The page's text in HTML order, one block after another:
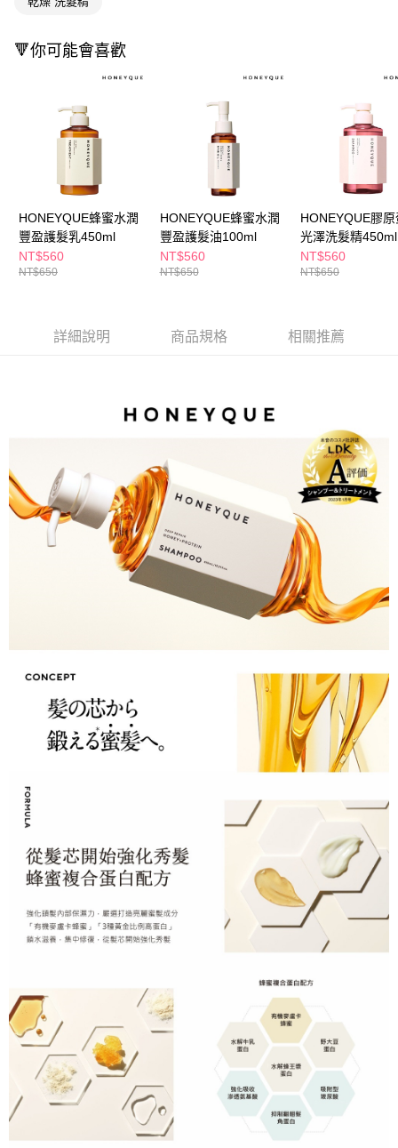
後付繳納相關費用。
客戶支援中心」https://netprotections.freshdesk.com/support/home
１．透過由恩沛科技股份有限公司提供之「AFTEE先享後付」服務完成之交
易，需依本服務之必要範圍內提供個人資料，並將交易相關給付款項請求債
權轉讓予恩沛科技股份有限公司。
２．關於個人資料處理事宜，請瀏覽以下網址：
https://aftee.tw/terms/#terms3
３．未成年的使用者請事先徵得法定代理人或監護人之同意方可使用
「AFTEE先享後付」，若未經同意申辦者引起之損失，本公司不負相關責
任。
４．使用「AFTEE先享後付」時，將依據個別帳號之用戶狀況，依本公司即
時審查核予不同之上限額度；若仍有額度不足之情形，本公司將視審查結果
請求用戶進行身份認證。
５．嚴禁一人註冊多個帳號或使用他人資訊註冊。若發現惡意使用之情形，
每筆NT$65，滿NT$490(含以上)免運費
每筆NT$65，滿NT$490(含以上)免運費
付款後7-11取貨
每筆NT$65，滿NT$490(含以上)免運費
宅配(本島)
每筆NT$100，滿NT$790(含以上)免運費
付款後寶雅門市自取(由倉庫統一出貨)
每筆NT$80，滿NT$290(含以上)免運費
🔻你可能會喜歡
HONEYQUE蜂蜜水潤
豐盈護髮乳450ml
NT$560
NT$650
HONEYQUE蜂蜜水潤
豐盈護髮油100ml
NT$560
NT$650
HONEYQUE膠
光澤洗髮精450ml
NT$560
NT$650
詳細說明 商品規格 相關推薦